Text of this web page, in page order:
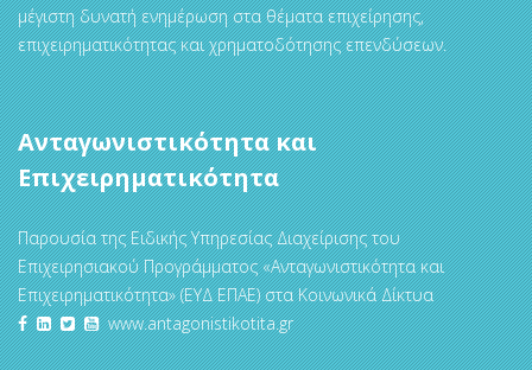
μέγιστη δυνατή ενημέρωση στα θέματα επιχείρησης,
επιχειρηματικότητας και χρηματοδότησης επενδύσεων.
Ανταγωνιστικότητα και
Επιχειρηματικότητα
Παρουσία της Ειδικής Υπηρεσίας Διαχείρισης του
Επιχειρησιακού Προγράμματος «Ανταγωνιστικότητα και
Επιχειρηματικότητα» (ΕΥΔ ΕΠΑΕ) στα Κοινωνικά Δίκτυα
www.antagonistikotita.gr